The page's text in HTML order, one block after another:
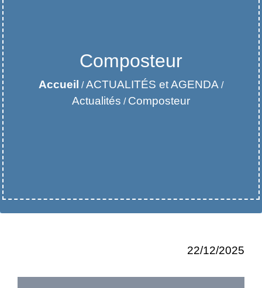
Composteur
Accueil /ACTUALITÉS et AGENDA /
Actualités / Composteur
22/12/2025